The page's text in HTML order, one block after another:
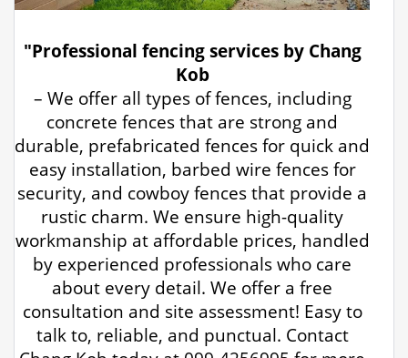
"Professional fencing services by Chang
Kob
– We offer all types of fences, including
concrete fences that are strong and
durable, prefabricated fences for quick and
easy installation, barbed wire fences for
security, and cowboy fences that provide a
rustic charm. We ensure high-quality
workmanship at affordable prices, handled
by experienced professionals who care
about every detail. We offer a free
consultation and site assessment! Easy to
talk to, reliable, and punctual. Contact